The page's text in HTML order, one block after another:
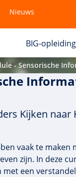
Nieuws
BIG-
- Sensorische
Kijken naar
vaak te
zijn. In deze
een